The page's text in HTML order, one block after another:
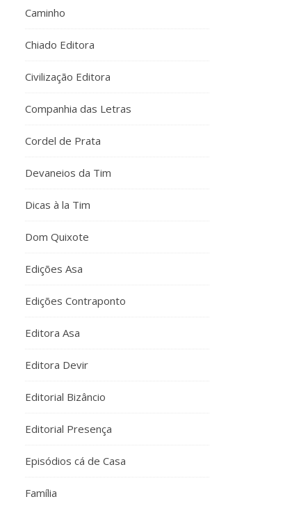
Caminho
Chiado Editora
Civilização Editora
Companhia das Letras
Cordel de Prata
Devaneios da Tim
Dicas à la Tim
Dom Quixote
Edições Asa
Edições Contraponto
Editora Asa
Editora Devir
Editorial Bizâncio
Editorial Presença
Episódios cá de Casa
Família